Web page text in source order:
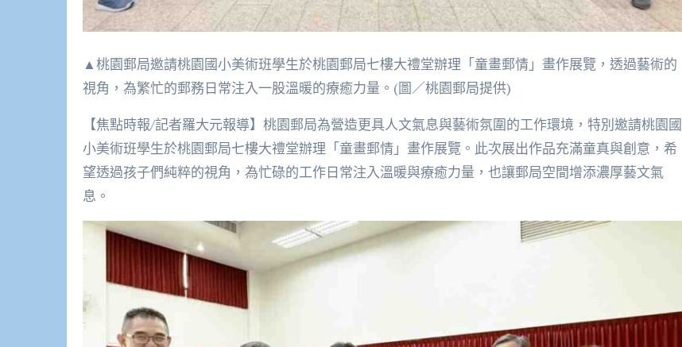
▲桃園郵局邀請桃園國小美術班學生於桃園郵局七樓大禮堂辦理「童畫郵情」畫作展覽，透過藝術的
視角，為繁忙的郵務日常注入一股溫暖的療癒力量。(圖／桃園郵局提供)
【焦點時報/記者羅大元報導】桃園郵局為營造更具人文氣息與藝術氛圍的工作環境，特別邀請桃園國
小美術班學生於桃園郵局七樓大禮堂辦理「童畫郵情」畫作展覽。此次展出作品充滿童真與創意，希
望透過孩子們純粹的視角，為忙碌的工作日常注入溫暖與療癒力量，也讓郵局空間增添濃厚藝文氣
息。